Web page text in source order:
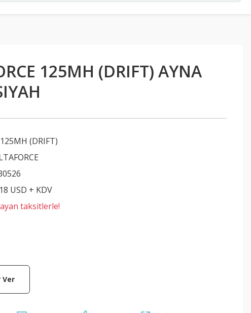
125MH (DRIFT) AYNA
(DRIFT)
USD + KDV
taksitlerle!
Ver